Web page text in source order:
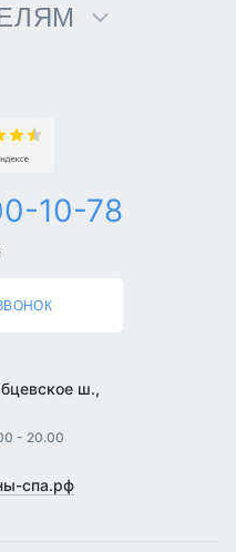
10-78
ш.,
- 20.00
спа.рф